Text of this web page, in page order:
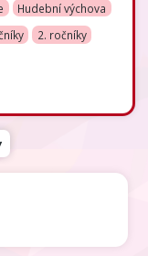
Hudební výchova
2. ročníky